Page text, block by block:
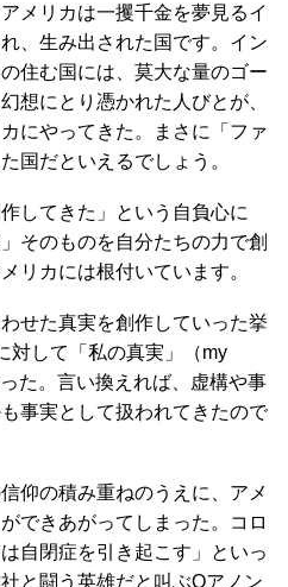
メリカは一攫千金を夢見るイ
、生み出された国です。イン
住む国には、莫大な量のゴー
想にとり憑かれた人びとが、
にやってきた。まさに「ファ
国だといえるでしょう。
してきた」という自負心に
そのものを自分たちの力で創
リカには根付いています。
せた真実を創作していった挙
対して「私の真実」（my
た。言い換えれば、虚構や事
事実として扱われてきたので
仰の積み重ねのうえに、アメ
できあがってしまった。コロ
自閉症を引き起こす」といっ
と闘う英雄だと叫ぶQアノン